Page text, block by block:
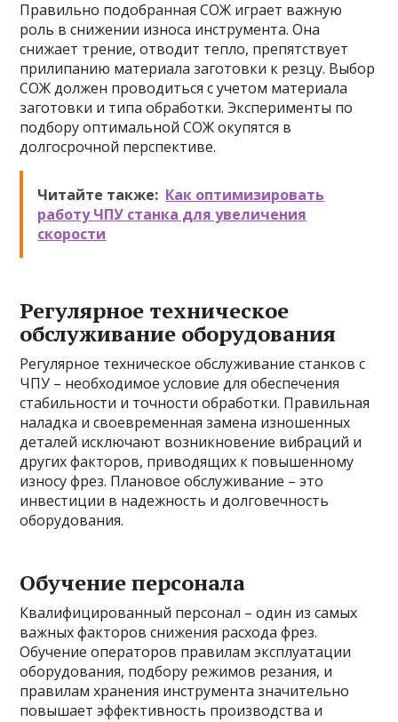
Правильно подобранная СОЖ играет важную
роль в снижении износа инструмента. Она
снижает трение, отводит тепло, препятствует
прилипанию материала заготовки к резцу. Выбор
СОЖ должен проводиться с учетом материала
заготовки и типа обработки. Эксперименты по
подбору оптимальной СОЖ окупятся в
долгосрочной перспективе.
Читайте также: Как оптимизировать
работу ЧПУ станка для увеличения
скорости
Регулярное техническое
обслуживание оборудования
Регулярное техническое обслуживание станков с
ЧПУ – необходимое условие для обеспечения
стабильности и точности обработки. Правильная
наладка и своевременная замена изношенных
деталей исключают возникновение вибраций и
других факторов, приводящих к повышенному
износу фрез. Плановое обслуживание – это
инвестиции в надежность и долговечность
оборудования.
Обучение персонала
Квалифицированный персонал – один из самых
важных факторов снижения расхода фрез.
Обучение операторов правилам эксплуатации
оборудования, подбору режимов резания, и
правилам хранения инструмента значительно
повышает эффективность производства и